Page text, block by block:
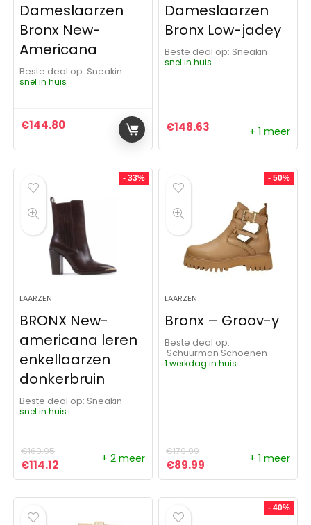
Dameslaarzen
Bronx New-
Americana
Beste deal op:
Sneakin
snel in huis
€144.80
Dameslaarzen
Bronx Low-jadey
Beste deal op:
Sneakin
snel in huis
€148.63 + 1 meer
- 33%
LAARZEN
BRONX New-
americana leren
enkellaarzen
donkerbruin
Beste deal op:
Sneakin
snel in huis
€169.95
Oorspronkelijke prijs was: €169.95.
€114.12Huidige prijs is: €114.12.
+ 2 meer
- 50%
LAARZEN
Bronx – Groov-y
Beste deal op:
Schuurman Schoenen
1 werkdag in huis
€179.99
Oorspronkelijke prijs was:
€89.99 Huidige prijs is:
+ 1 meer
- 40%